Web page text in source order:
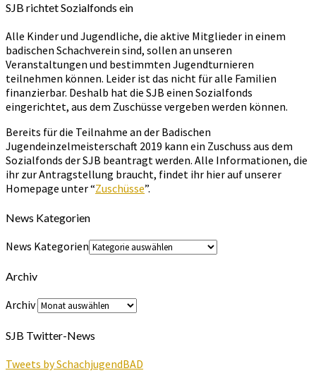
SJB richtet Sozialfonds ein
Alle Kinder und Jugendliche, die aktive Mitglieder in einem
badischen Schachverein sind, sollen an unseren
Veranstaltungen und bestimmten Jugendturnieren
teilnehmen können. Leider ist das nicht für alle Familien
finanzierbar. Deshalb hat die SJB einen Sozialfonds
eingerichtet, aus dem Zuschüsse vergeben werden können.
Bereits für die Teilnahme an der Badischen
Jugendeinzelmeisterschaft 2019 kann ein Zuschuss aus dem
Sozialfonds der SJB beantragt werden. Alle Informationen, die
ihr zur Antragstellung braucht, findet ihr hier auf unserer
Homepage unter “Zuschüsse”.
News Kategorien
News Kategorien
Archiv
Archiv
SJB Twitter-News
Tweets by SchachjugendBAD